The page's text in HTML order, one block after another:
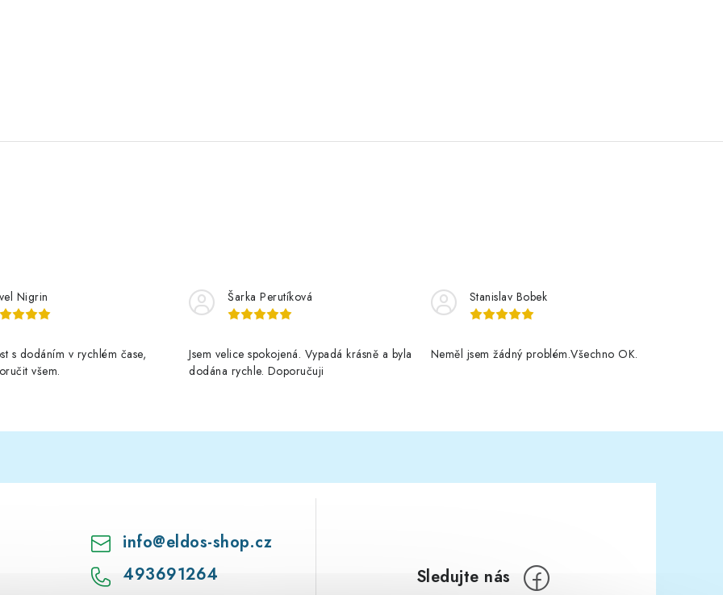
Nigrin
s dodáním v rychlém čase,
všem.
Šarka Perutíková
Jsem velice spokojená. Vypadá krásně a byla
dodána rychle. Doporučuji
Stanislav Bobek
Neměl jsem žádný problém.Všechno OK.
info@eldos-shop.cz
493691264